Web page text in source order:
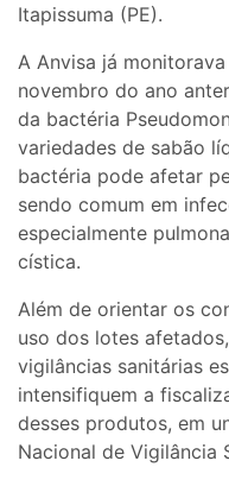
Itapissuma (PE).
A Anvisa já
novembro do ano
da bactéria
variedades de sabão
bactéria pode afetar
sendo comum em
especialmente
cística.
Além de orientar os
uso dos lotes
vigilâncias sanitárias
intensifiquem a
desses produtos, em
Nacional de Vigilância